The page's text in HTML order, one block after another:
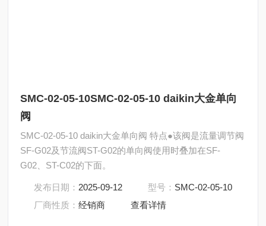
SMC-02-05-10SMC-02-05-10 daikin大金单向
阀
SMC-02-05-10 daikin大金单向阀 特点●该阀是流量调节阀
SF-G02及节流阀ST-G02的单向阀使用时叠加在SF-
G02、ST-C02的下面。
发布日期： 2025-09-12 型号： SMC-02-05-10
厂商性质：经销商 查看详情